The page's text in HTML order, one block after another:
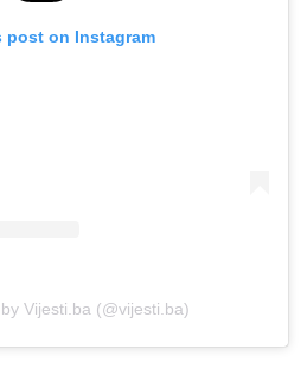
post on Instagram
Vijesti.ba (@vijesti.ba)